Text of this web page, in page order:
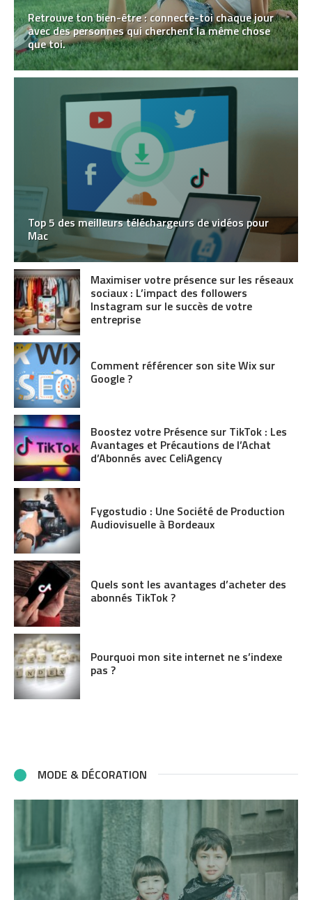
Retrouve ton bien-être : connecte-toi chaque jour
avec des personnes qui cherchent la même chose
que toi.
Top 5 des meilleurs téléchargeurs de vidéos pour
Mac
Maximiser votre présence sur les réseaux
sociaux : L’impact des followers
Instagram sur le succès de votre
entreprise
Comment référencer son site Wix sur
Google ?
Boostez votre Présence sur TikTok : Les
Avantages et Précautions de l’Achat
d’Abonnés avec CeliAgency
Fygostudio : Une Société de Production
Audiovisuelle à Bordeaux
Quels sont les avantages d’acheter des
abonnés TikTok ?
Pourquoi mon site internet ne s’indexe
pas ?
MODE & DÉCORATION